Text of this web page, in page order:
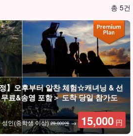
몰을 SUP나 카누 위에서 볼 수 있어 평
에 틀림없다!
총 5건
】오후부터 알찬 체험☆캐녀닝 & 선
료&송영 포함＞ 도착 당일 참가도
성인(중학생 이상)29,000엔→ 15,000 円